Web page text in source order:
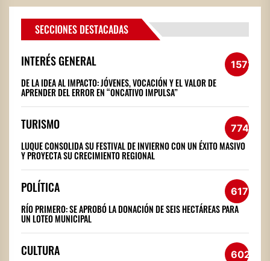
SECCIONES DESTACADAS
INTERÉS GENERAL 1572
DE LA IDEA AL IMPACTO: JÓVENES, VOCACIÓN Y EL VALOR DE
APRENDER DEL ERROR EN “ONCATIVO IMPULSA”
TURISMO 774
LUQUE CONSOLIDA SU FESTIVAL DE INVIERNO CON UN ÉXITO MASIVO
Y PROYECTA SU CRECIMIENTO REGIONAL
POLÍTICA 617
RÍO PRIMERO: SE APROBÓ LA DONACIÓN DE SEIS HECTÁREAS PARA
UN LOTEO MUNICIPAL
CULTURA 602